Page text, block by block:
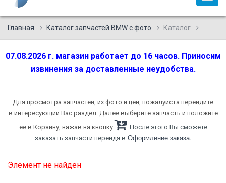
Главная Каталог запчастей BMW с фото Каталог
07.08.2026 г. магазин работает до 16 часов. Приносим
извинения за доставленные неудобства.
Для просмотра запчастей, их фото и цен, пожалуйста перейдите
в интересующий Вас раздел. Далее выберите запчасть и положите
ее в Корзину, нажав на кнопку
. После этого Вы сможете
заказать запчасти перейдя в Оформление заказа.
Элемент не найден